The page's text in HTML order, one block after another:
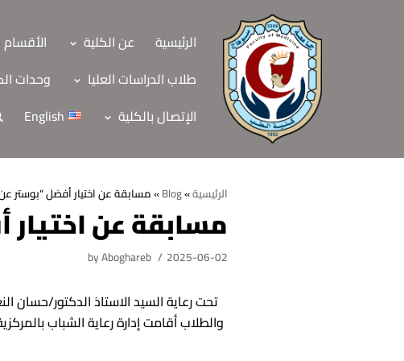
الرئيسية عن الكلية الأقسام
طلاب الدراسات العليا
وحدات
الإتصال بالكلية
English
الرئيسية
عن الكلية
الاهداف الاستراتيجية
الأقسام العلمية
قطاعات الكلية
الرئيسية»
Blog
»مسابقة عن اختيار أفضل “بوستر
مسابقة عن اختيار
byAboghareb 2025-06-02
تحت رعاية السيد الاستاذ الدكتور/حسان
والطلاب أقامت إدارة رعاية الشباب